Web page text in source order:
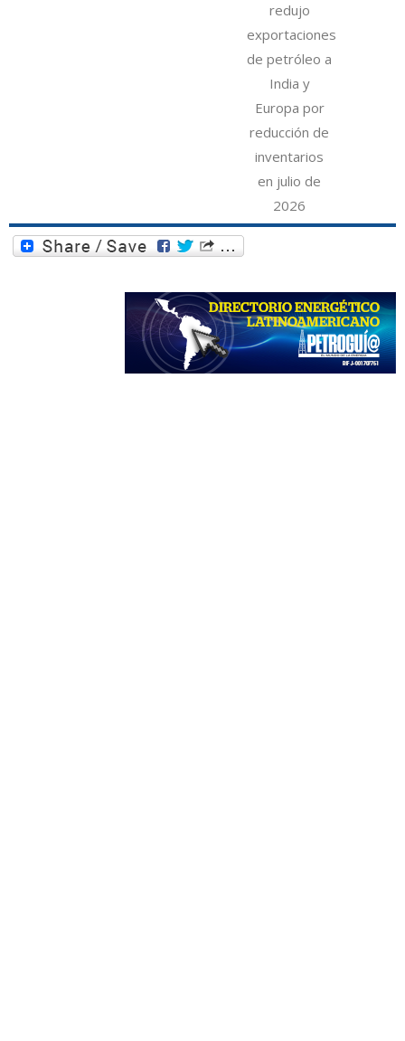
redujo
exportaciones
de petróleo a
India y
Europa por
reducción de
inventarios
en julio de
2026